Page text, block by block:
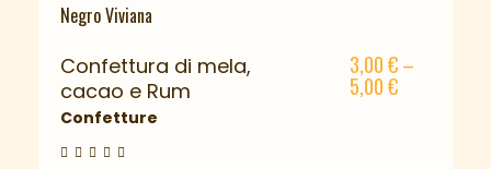
Confettura di mela,
cacao e Rum
Confetture
3,00€–
5,00€